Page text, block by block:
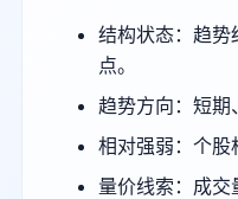
结构状态：趋势
点。
趋势方向：短期
相对强弱：个股
量价线索：成交